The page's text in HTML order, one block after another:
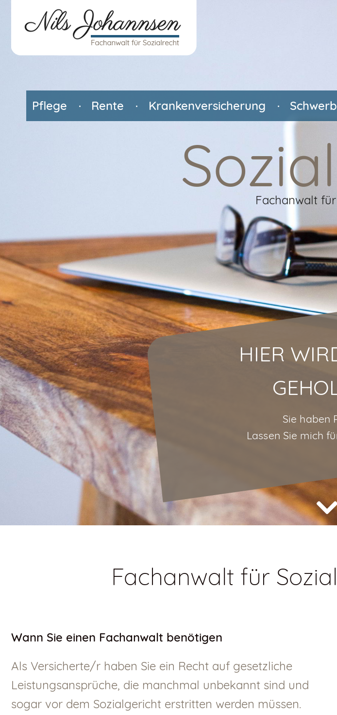
Pflege Rente Krankenversicherung
Fachanwalt
HIER
Sie haben
Lassen Sie mich
Fachanwalt für
Wann Sie einen Fachanwalt benötigen
Als Versicherte/r haben Sie ein Recht auf gesetzliche
Leistungsansprüche, die manchmal unbekannt sind und
sogar vor dem Sozialgericht erstritten werden müssen.